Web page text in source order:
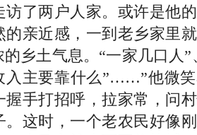
访了两户人家。或许是他
的亲近感，一到老乡家里
乡土气息。“一家几口人
入主要靠什么”……”他微
握手打招呼，拉家常，问
。这时，一个老农民好像